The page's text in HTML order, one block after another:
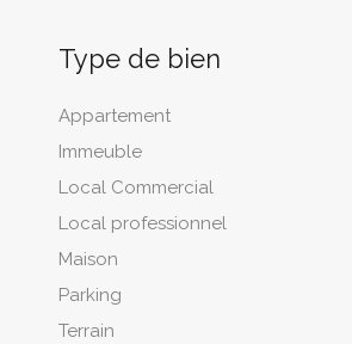
Type de bien
Appartement
Immeuble
Local Commercial
Local professionnel
Maison
Parking
Terrain